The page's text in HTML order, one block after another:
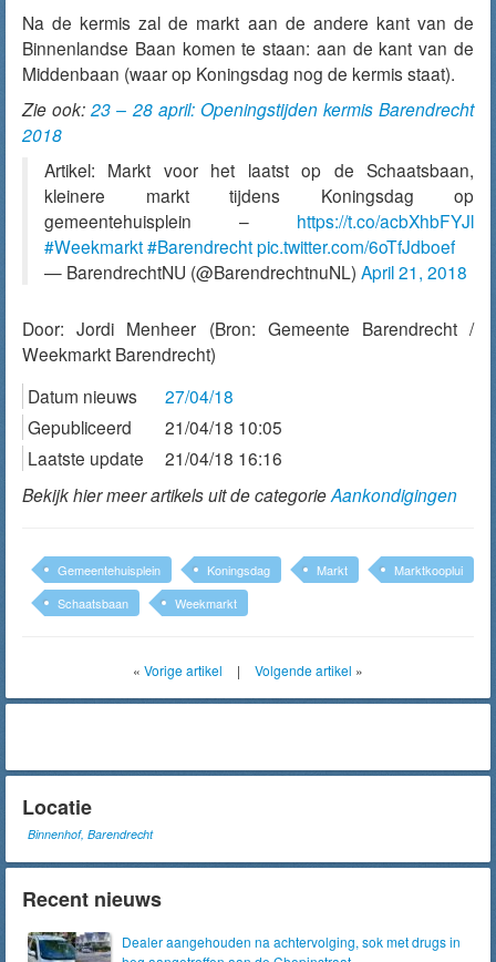
Na de kermis zal de markt aan de andere kant van de
Binnenlandse Baan komen te staan: aan de kant van de
Middenbaan (waar op Koningsdag nog de kermis staat).
Zie ook:23 – 28 april: Openingstijden kermis Barendrecht
2018
Artikel: Markt voor het laatst op de Schaatsbaan,
kleinere markt tijdens Koningsdag op
gemeentehuisplein – https://t.co/acbXhbFYJl
#Weekmarkt#Barendrechtpic.twitter.com/6oTfJdboef
— BarendrechtNU (@BarendrechtnuNL) April 21, 2018
Door:Jordi Menheer (Bron: Gemeente Barendrecht /
Weekmarkt Barendrecht)
Datum nieuws
27/04/18
Gepubliceerd
21/04/18 10:05
Laatste update
21/04/18 16:16
Bekijk hier meer artikels uit de categorieAankondigingen
Gemeentehuisplein Koningsdag Markt
Marktkooplui
Schaatsbaan
Weekmarkt
« Vorige artikel | Volgende artikel »
Locatie
Binnenhof, Barendrecht
Recent nieuws
Dealer aangehouden na achtervolging, sok met drugs in